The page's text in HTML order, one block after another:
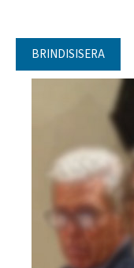
BRINDISISERA